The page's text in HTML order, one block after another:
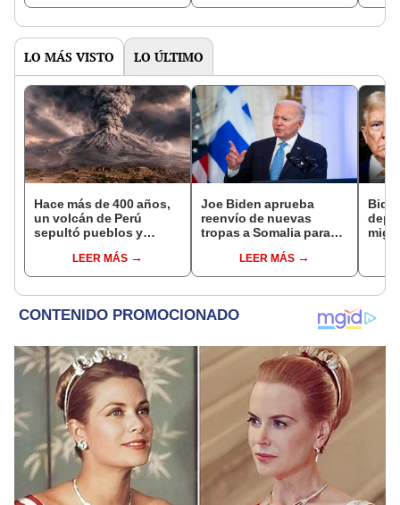
frenar la pesca ilegal
violencia
LO MÁS VISTO LO ÚLTIMO
Hace más de 400 años,
un volcán de Perú
sepultó pueblos y
veranos más fríos de la
historia: sigue bajo
LEER MÁS
Joe Biden aprueba
reenvío de nuevas
tropas a Somalia para
QaedaLEER MÁS